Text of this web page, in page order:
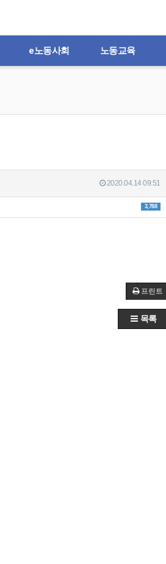
e노동사회 노동교육
2020.04.14 09:51
3,788
프린트
목록